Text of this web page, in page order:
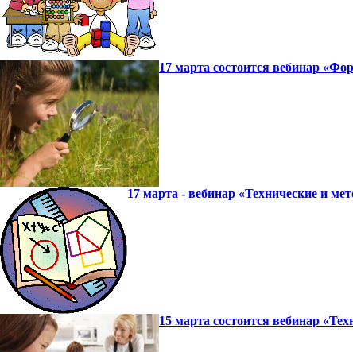
17 марта состоится вебинар
17 марта - вебинар «Технические и
15 марта состоится вебинар